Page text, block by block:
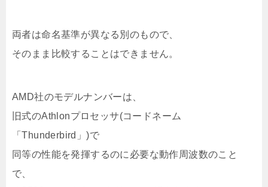
両者は命名基準が異なる別のもので、
そのまま比較することはできません。
AMD社のモデルナンバーは、
旧式のAthlonプロセッサ(コードネーム
「Thunderbird」)で
同等の性能を発揮するのに必要な動作周波数のこと
で、